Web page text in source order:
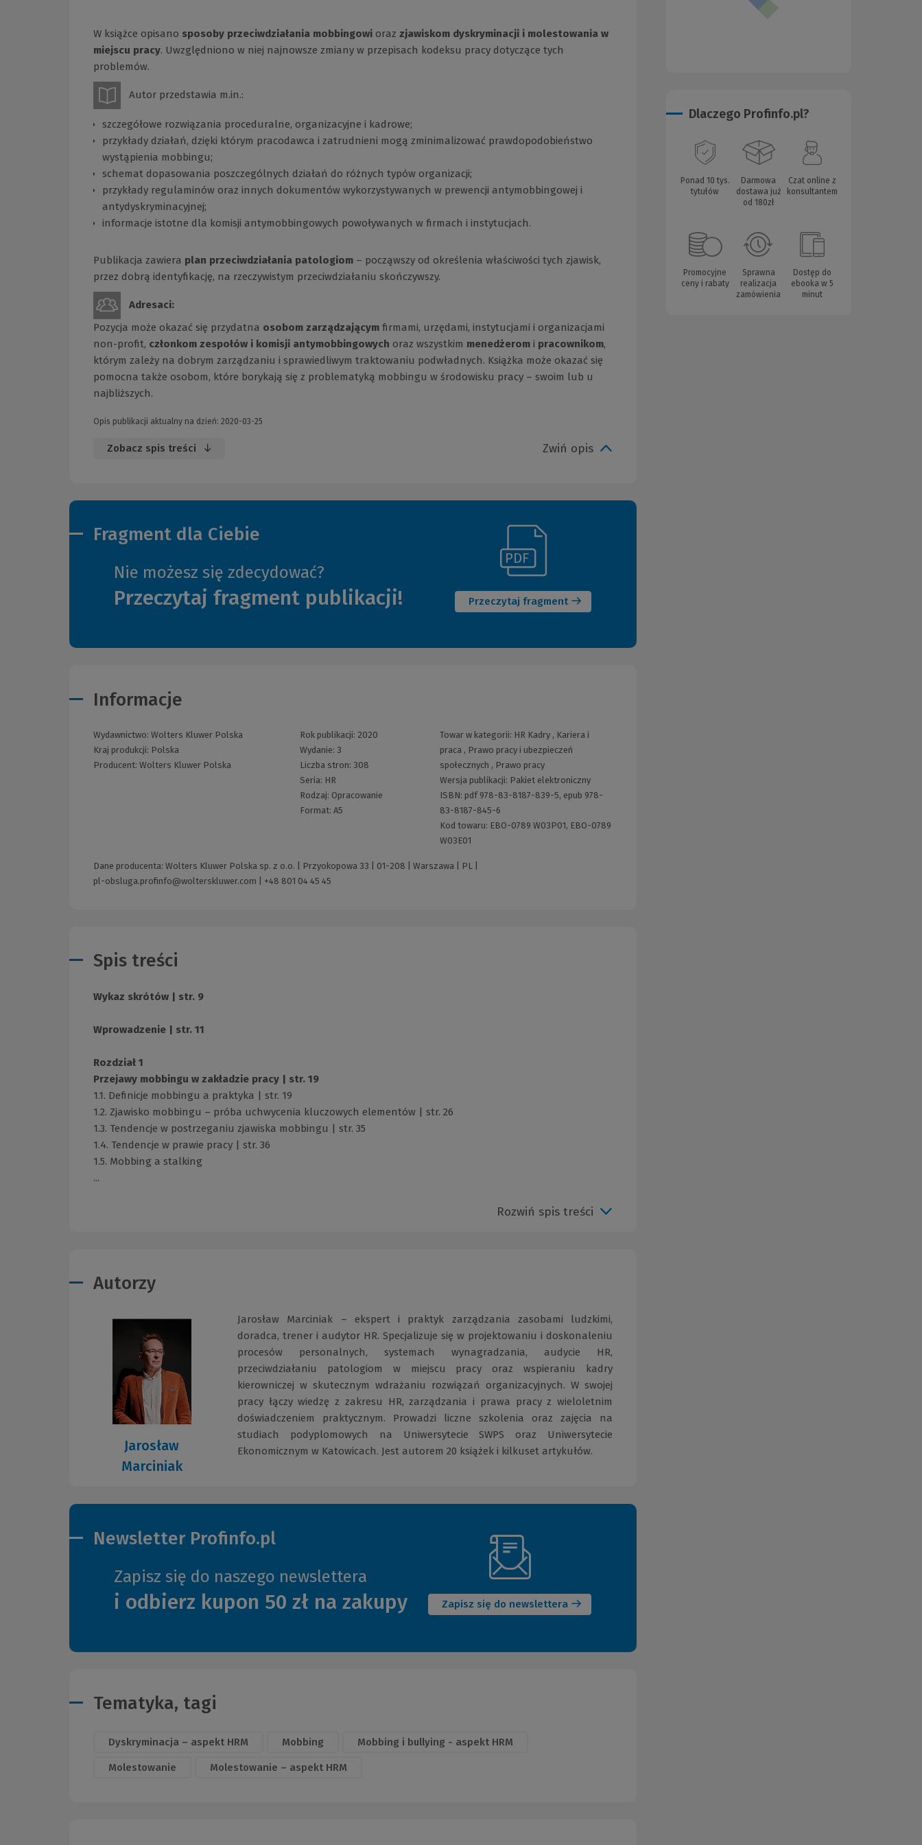
W książce opisano sposoby przeciwdziałania mobbingowi oraz zjawiskom dyskryminacji i molestowania w
miejscu pracy. Uwzględniono w niej najnowsze zmiany w przepisach kodeksu pracy dotyczące tych
problemów.
Autor przedstawia m.in.:
szczegółowe rozwiązania proceduralne, organizacyjne i kadrowe;
przykłady działań, dzięki którym pracodawca i zatrudnieni mogą zminimalizować prawdopodobieństwo
wystąpienia mobbingu;
schemat dopasowania poszczególnych działań do różnych typów organizacji;
przykłady regulaminów oraz innych dokumentów wykorzystywanych w prewencji antymobbingowej i
antydyskryminacyjnej;
informacje istotne dla komisji antymobbingowych powoływanych w firmach i instytucjach.
Publikacja zawiera plan przeciwdziałania patologiom – począwszy od określenia właściwości tych zjawisk,
przez dobrą identyfikację, na rzeczywistym przeciwdziałaniu skończywszy.
Adresaci:
Pozycja może okazać się przydatna osobom zarządzającym firmami, urzędami, instytucjami i organizacjami
non-profit, członkom zespołów i komisji antymobbingowych oraz wszystkim menedżerom i pracownikom,
którym zależy na dobrym zarządzaniu i sprawiedliwym traktowaniu podwładnych. Książka może okazać się
pomocna także osobom, które borykają się z problematyką mobbingu w środowisku pracy – swoim lub u
najbliższych.
Opis publikacji aktualny na dzień: 2020-03-25
Zobacz spis treści Zwiń opis
Fragment dla Ciebie
Nie możesz się zdecydować?
Przeczytaj fragment publikacji! Przeczytaj fragment
(Nowe
okno)
(Link
do
innej
strony)
Informacje
Wydawnictwo: Wolters Kluwer Polska
Kraj produkcji: Polska
Producent: Wolters Kluwer Polska
Rok publikacji: 2020
Wydanie: 3
Liczba stron: 308
Seria: HR
Rodzaj: Opracowanie
Format: A5
Towar w kategorii: HR Kadry, Kariera i
praca , Prawo pracy i ubezpieczeń
społecznych , Prawo pracy
Wersja publikacji: Pakiet elektroniczny
ISBN: pdf 978-83-8187-839-5, epub 978-
83-8187-845-6
Kod towaru: EBO-0789 W03P01, EBO-0789
W03E01
Dane producenta: Wolters Kluwer Polska sp. z o.o. | Przyokopowa 33 | 01-208 | Warszawa | PL |
pl-obsluga.profinfo@wolterskluwer.com
+48 801 04 45 45
Spis treści
Wykaz skrótów | str. 9
Wprowadzenie | str. 11
Rozdział 1
Przejawy mobbingu w zakładzie pracy | str. 19
1.1. Definicje mobbingu a praktyka | str. 19
1.2. Zjawisko mobbingu – próba uchwycenia kluczowych elementów | str. 26
1.3. Tendencje w postrzeganiu zjawiska mobbingu | str. 35
1.4. Tendencje w prawie pracy | str. 36
1.5. Mobbing a stalking
...
Rozwiń spis treści
Autorzy
Jarosław
Marciniak
Jarosław Marciniak – ekspert i praktyk zarządzania zasobami ludzkimi,
doradca, trener i audytor HR. Specjalizuje się w projektowaniu i doskonaleniu
procesów personalnych, systemach wynagradzania, audycie HR,
przeciwdziałaniu patologiom w miejscu pracy oraz wspieraniu kadry
kierowniczej w skutecznym wdrażaniu rozwiązań organizacyjnych. W swojej
pracy łączy wiedzę z zakresu HR, zarządzania i prawa pracy z wieloletnim
doświadczeniem praktycznym. Prowadzi liczne szkolenia oraz zajęcia na
studiach podyplomowych na Uniwersytecie SWPS oraz Uniwersytecie
Ekonomicznym w Katowicach. Jest autorem 20 książek i kilkuset artykułów.
Newsletter Profinfo.pl
Zapisz się do naszego newslettera
i odbierz kupon 50 zł na zakupy Zapisz się do newslettera
okno)
Tematyka, tagi
Dyskryminacja – aspekt HRM Mobbing Mobbing i bullying - aspekt HRM
Molestowanie Molestowanie – aspekt HRM
Dlaczego Profinfo.pl?
Ponad 10 tys.
tytułów
Darmowa
dostawa już
od 180zł
Czat online z
konsultantem
Promocyjne
ceny i rabaty
Sprawna
realizacja
zamówienia
Dostęp do
ebooka w 5
minut